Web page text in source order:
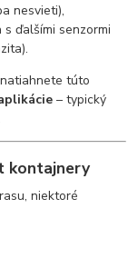
nesvieti),
ďalšími senzormi
túto
– typický
kontajnery
niektoré